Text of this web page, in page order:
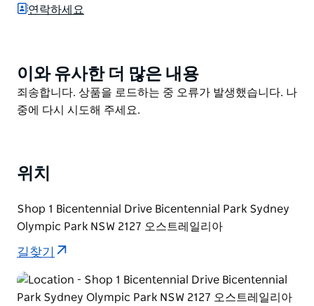
바이크 사파리 지도를 받아 최대 35km의 자전거 도로를
호주 최대 규모의 도심 속 공원을 여유롭게 거닐어 보세
요.
시드니 올림픽 공원은 바이센테니얼 공원(워터뷰 카페 근
연락하세요
Product
List
이와 유사한 더 많은 내용
Product
List
죄송합니다. 상품을 로드하는 중 오류가 발생했습니다. 나
중에 다시 시도해 주세요.
위치
Shop 1 Bicentennial Drive Bicentennial Park Sydney
Olympic Park NSW 2127 오스트레일리아
길찾기